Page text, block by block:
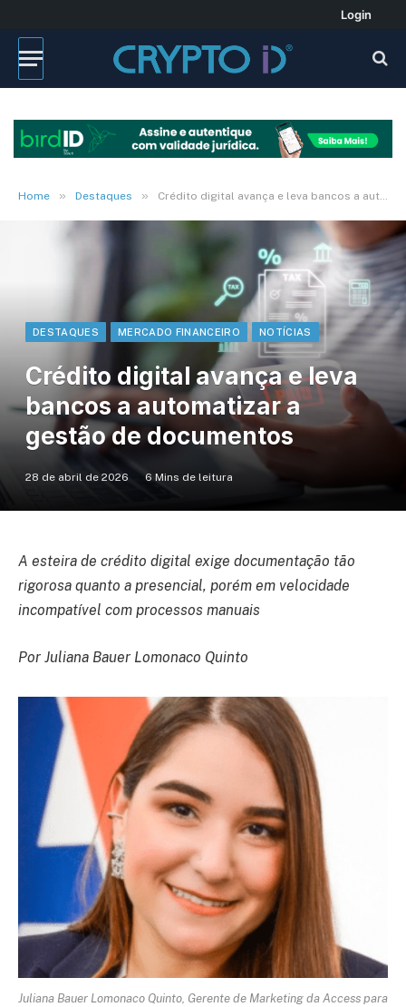
Login
Home » Destaques » Crédito digital avança e leva bancos a automatizar a gestão de documentos
DESTAQUES MERCADO FINANCEIRO NOTÍCIAS
Crédito digital avança e leva
bancos a automatizar a
gestão de documentos
28 de abril de 2026 6 Mins de leitura
A esteira de crédito digital exige documentação tão
rigorosa quanto a presencial, porém em velocidade
incompatível com processos manuais
Por Juliana Bauer Lomonaco Quinto
Juliana Bauer Lomonaco Quinto, Gerente de Marketing da Access para